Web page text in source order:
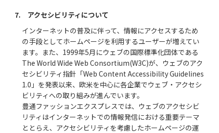
7. アクセシビリティについて
インターネットの普及に伴って、情報にアクセスするため
の手段としてホームページを利用するユーザーが増えてい
ます。また、1999年5月にウェブの国際標準化団体である
The World Wide Web Consortium(W3C)が、ウェブのアク
セシビリティ指針「Web Content Accessibility Guidelines
1.0」を発表以来、欧米を中心に各企業でウェブ・アクセシ
ビリティへの取り組みが進んでいます。
豊通ファッションエクスプレスでは、ウェブのアクセシビ
リティはインターネットでの情報発信における重要テーマ
ととらえ、アクセシビリティを考慮したホームページの運